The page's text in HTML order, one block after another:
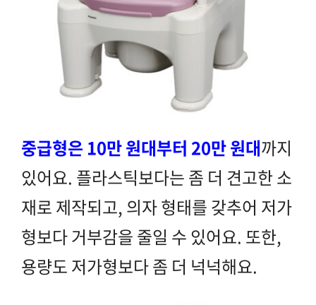
중급형은 10만 원대부터 20만 원대까지
있어요. 플라스틱보다는 좀 더 견고한 소
재로 제작되고, 의자 형태를 갖추어 저가
형보다 거부감을 줄일 수 있어요. 또한,
용량도 저가형보다 좀 더 넉넉해요.